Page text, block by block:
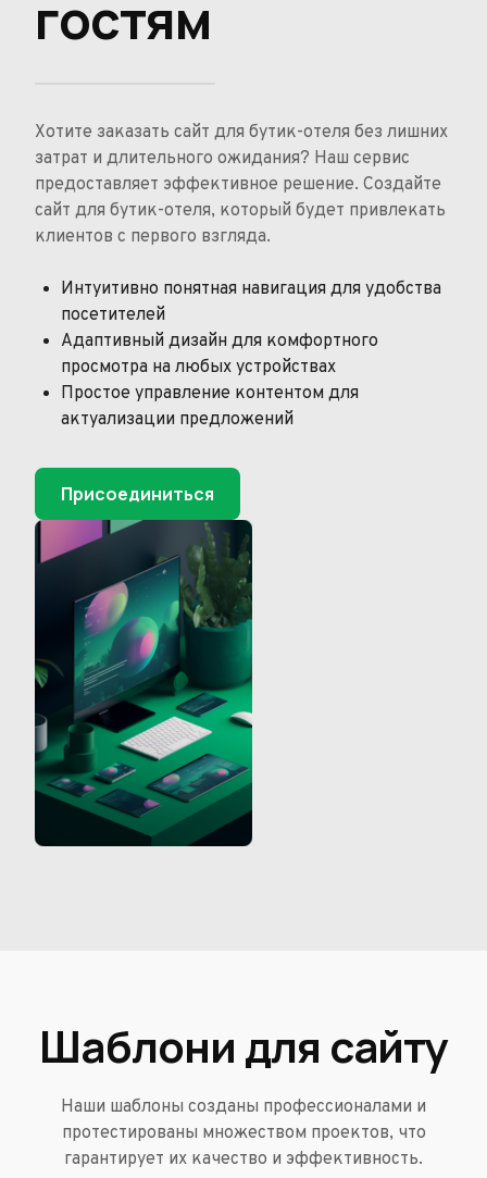
гостям
Хотите заказать сайт для бутик-отеля без лишних
затрат и длительного ожидания? Наш сервис
предоставляет эффективное решение. Создайте
сайт для бутик-отеля, который будет привлекать
клиентов с первого взгляда.
Интуитивно понятная навигация для удобства
посетителей
Адаптивный дизайн для комфортного
просмотра на любых устройствах
Простое управление контентом для
актуализации предложений
Присоединиться
Шаблони для сайту
Наши шаблоны созданы профессионалами и
протестированы множеством проектов, что
гарантирует их качество и эффективность.